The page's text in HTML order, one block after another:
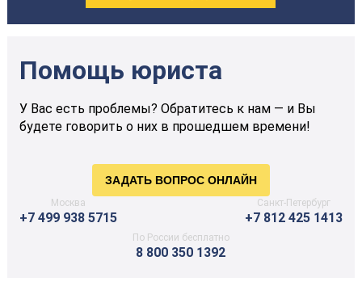
Помощь юриста
У Вас есть проблемы? Обратитесь к нам — и Вы
будете говорить о них в прошедшем времени!
Москва
+7 499 938 5715
Санкт-Петербург
+7 812 425 1413
По России бесплатно
8 800 350 1392